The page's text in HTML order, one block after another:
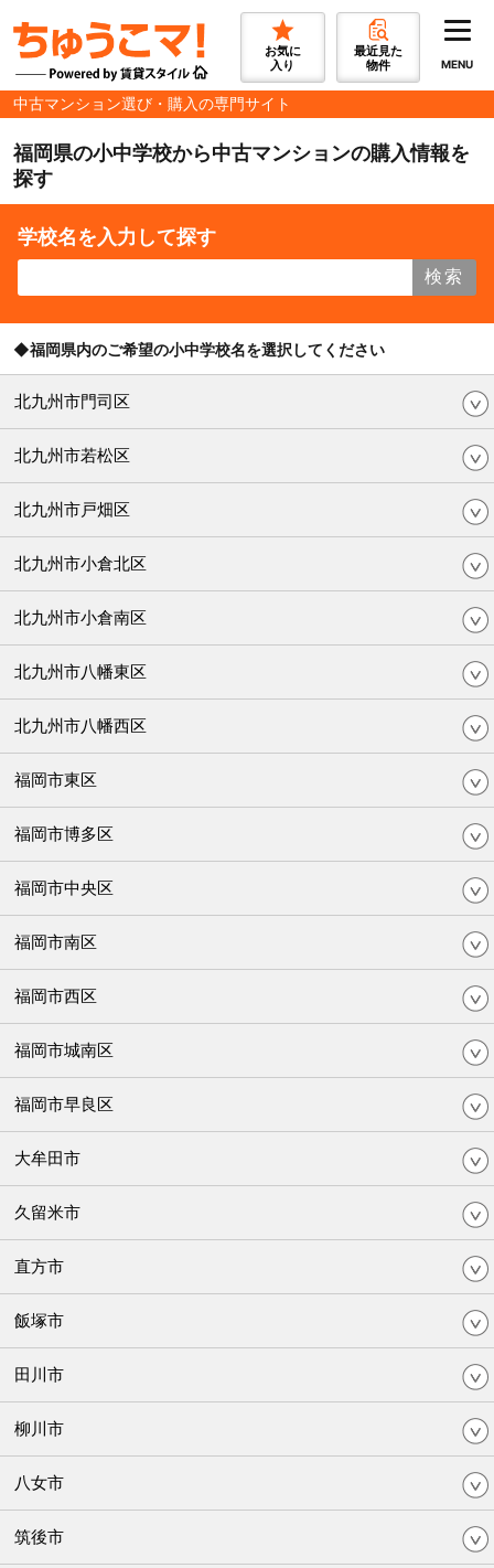
お気に
入り
最近見た
物件
MENU
中古マンション選び・購入の専門サイト
福岡県の小中学校から中古マンションの購入情報を
探す
学校名を入力して探す
検索
◆福岡県内のご希望の小中学校名を選択してください
北九州市門司区
北九州市若松区
北九州市戸畑区
北九州市小倉北区
北九州市小倉南区
北九州市八幡東区
北九州市八幡西区
福岡市東区
福岡市博多区
福岡市中央区
福岡市南区
福岡市西区
福岡市城南区
福岡市早良区
大牟田市
久留米市
直方市
飯塚市
田川市
柳川市
八女市
筑後市